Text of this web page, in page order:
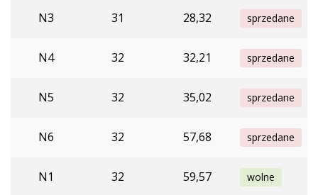
N3 31 28,32 sprzedane
N4 32 32,21 sprzedane
N5 32 35,02 sprzedane
N6 32 57,68 sprzedane
N1 32 59,57 wolne